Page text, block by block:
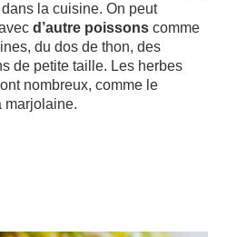
la cuisine. On peut
d’autre poissons comme
du dos de thon, des
de petite taille. Les herbes
nombreux, comme le
marjolaine.